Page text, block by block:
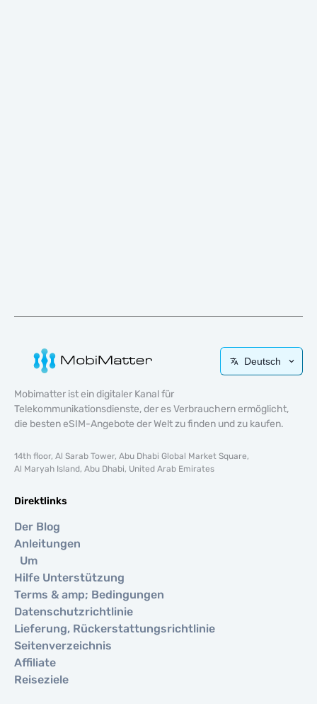
Deutsch
Mobimatter ist ein digitaler Kanal für
Telekommunikationsdienste, der es Verbrauchern ermöglicht,
die besten eSIM-Angebote der Welt zu finden und zu kaufen.
14th floor, Al Sarab Tower, Abu Dhabi Global Market Square,
Al Maryah Island, Abu Dhabi, United Arab Emirates
Direktlinks
Der Blog
Anleitungen
Um
Hilfe Unterstützung
Terms & amp; Bedingungen
Datenschutzrichtlinie
Lieferung, Rückerstattungsrichtlinie
Seitenverzeichnis
Affiliate
Reiseziele